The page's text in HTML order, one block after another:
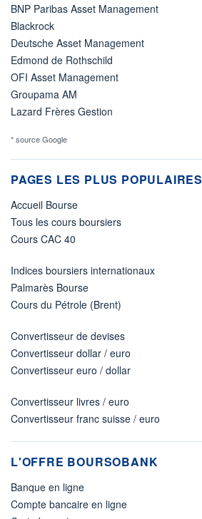
BNP Paribas Asset Management
Blackrock
Deutsche Asset Management
Edmond de Rothschild
OFI Asset Management
Groupama AM
Lazard Frères Gestion
* source Google
PAGES LES PLUS POPULAIRES
Accueil Bourse
Tous les cours boursiers
Cours CAC 40
Indices boursiers internationaux
Palmarès Bourse
Cours du Pétrole (Brent)
Convertisseur de devises
Convertisseur dollar / euro
Convertisseur euro / dollar
Convertisseur livres / euro
Convertisseur franc suisse / euro
L'OFFRE BOURSOBANK
Banque en ligne
Compte bancaire en ligne